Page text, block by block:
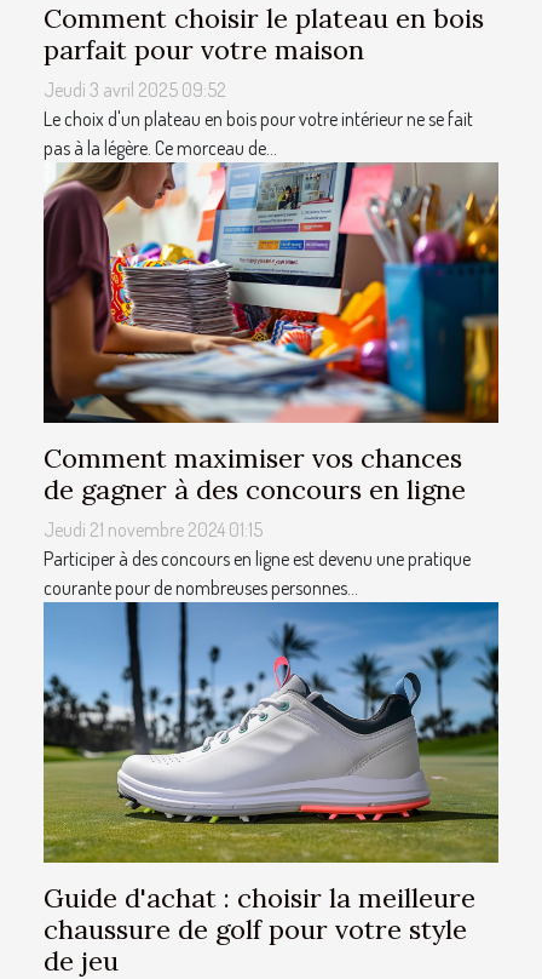
Comment choisir le plateau en bois
parfait pour votre maison
Jeudi 3 avril 2025 09:52
Le choix d'un plateau en bois pour votre intérieur ne se fait
pas à la légère. Ce morceau de...
Comment maximiser vos chances
de gagner à des concours en ligne
Jeudi 21 novembre 2024 01:15
Participer à des concours en ligne est devenu une pratique
courante pour de nombreuses personnes...
Guide d'achat : choisir la meilleure
chaussure de golf pour votre style
de jeu